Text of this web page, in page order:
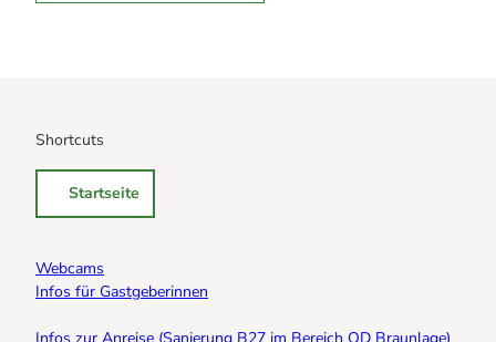
Shortcuts
Startseite
Webcams
Infos für Gastgeberinnen